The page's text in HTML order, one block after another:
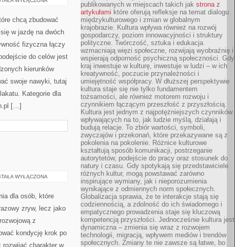
chcą zbudować
w jazdę na dwóch
fizyczna łączy
do celów jest
kierunków
swoje nawyki, tutaj
Kategorie dla
[…]
WYŁĄCZONA
dla osób, które
zryw, lecz jako
z
kondycję krok po
rozwijać charakter w
publikowanych w miejscach takich jak strona z
artykułami które oferują refleksje na temat dialogu
międzykulturowego i zmian w globalnym
krajobrazie. Kultura wpływa również na rozwój
gospodarczy, poziom innowacyjności i struktury
polityczne. Twórczość, sztuka i edukacja
wzmacniają więzi społeczne, rozwijają wyobraźnię i
wspierają odporność psychiczną społeczności. Gdy
kraj inwestuje w kulturę, inwestuje w ludzi – w ich
kreatywność, poczucie przynależności i
umiejętność współpracy. W dłuższej perspektywie
kultura staje się nie tylko fundamentem
tożsamości, ale również motorem rozwoju i
czynnikiem łączącym przeszłość z przyszłością.
Kultura jest jednym z najpotężniejszych czynników
wpływających na to, jak ludzie myślą, działają i
budują relacje. To zbiór wartości, symboli,
zwyczajów i przekonań, które przekazywane są z
pokolenia na pokolenie. Różnice kulturowe
kształtują sposób komunikacji, postrzeganie
autorytetów, podejście do pracy oraz stosunek do
natury i czasu. Gdy spotykają się przedstawiciele
różnych kultur, mogą powstawać zarówno
inspirujące wymiany, jak i nieporozumienia
wynikające z odmiennych norm społecznych.
Globalizacja sprawia, że te interakcje stają się
codziennością, a zdolność do ich świadomego i
empatycznego prowadzenia staje się kluczową
kompetencją przyszłości. Jednocześnie kultura jest
dynamiczna – zmienia się wraz z rozwojem
technologii, migracją, wpływem mediów i trendów
społecznych. Zmiany te nie zawsze są łatwe, bo